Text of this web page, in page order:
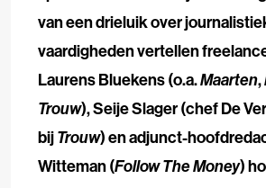
van een drieluik over
vaardigheden vertellen
Laurens Bluekens (o.a.Maarten,
Trouw), Seije Slager (chef De
bijTrouw) en adjunct-
Witteman (Follow The Money)